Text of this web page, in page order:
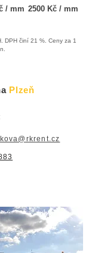
/ mm 2500 Kč / mm
DPH činí 21 %. Ceny za 1
Plzeň